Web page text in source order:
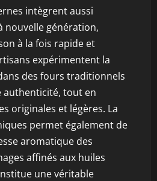
intègrent aussi
nouvelle génération,
à la fois rapide et
expérimentent la
des fours traditionnels
authenticité, tout en
originales et légères. La
permet également de
aromatique des
affinés aux huiles
une véritable